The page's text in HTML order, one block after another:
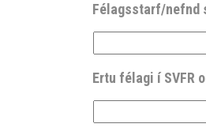
Félagsstarf/nefnd
Ertu félagi í SVFR